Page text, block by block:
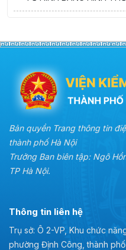
Bản quyền Trang thông tin
thành phố Hà Nội
Trưởng Ban biên tập: Ngô
TP Hà Nội.
Thông tin liên hệ
Trụ sở: Ô 2-VP, Khu chức
phường Định Công, thành phố